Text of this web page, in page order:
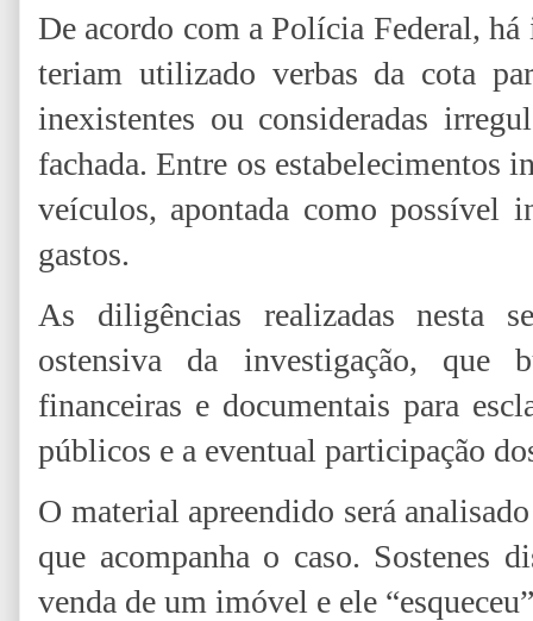
De acordo com a Polícia Federal,
teriam utilizado verbas da cota
inexistentes ou consideradas
fachada. Entre os estabelecimentos
veículos, apontada como possível
gastos.
As diligências realizadas nesta
ostensiva da investigação, que
financeiras e documentais para
públicos e a eventual participação
O material apreendido será
que acompanha o caso. Sostenes
venda de um imóvel e ele